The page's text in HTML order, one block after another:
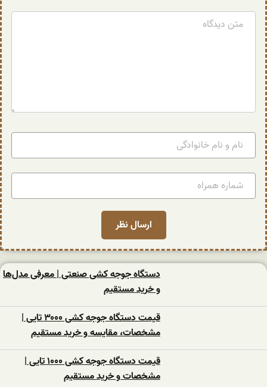
دستگاه جوجه کشی صنعتی | معرفی مدل‌ها
و خرید مستقیم
قیمت دستگاه جوجه کشی ۳۰۰۰ تایی |
مشخصات، مقایسه و خرید مستقیم
قیمت دستگاه جوجه کشی ۱۰۰۰ تایی |
مشخصات و خرید مستقیم